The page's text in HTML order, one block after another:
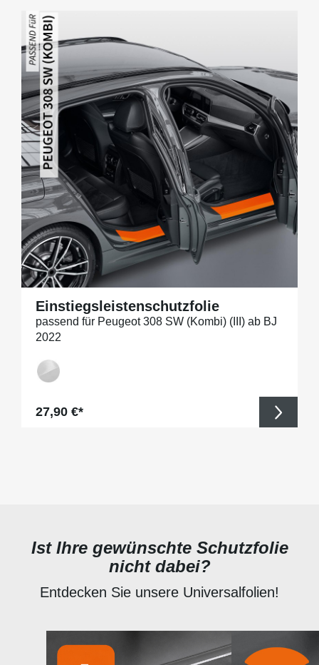
Einstiegsleistenschutzfolie
passend für Peugeot 308 SW (Kombi) (III) ab BJ
2022
Regulärer Preis:
27,90 €*
Ist Ihre gewünschte Schutzfolie
nicht dabei?
Entdecken Sie unsere Universalfolien!